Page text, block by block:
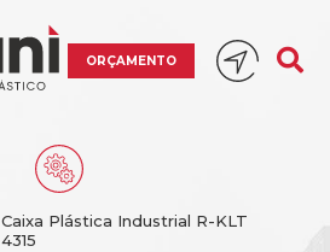
ORÇAMENTO
Caixa Plástica Industrial R-KLT
4315